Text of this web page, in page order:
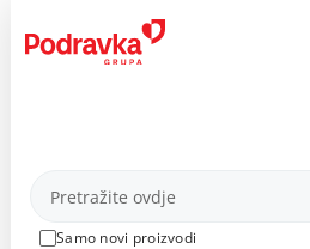
content
Proizvodi
Samo novi proizvodi